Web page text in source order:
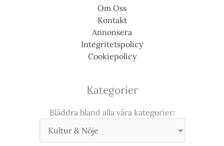
Om Oss
Kontakt
Annonsera
Integritetspolicy
Cookiepolicy
Kategorier
Bläddra bland alla våra kategorier: